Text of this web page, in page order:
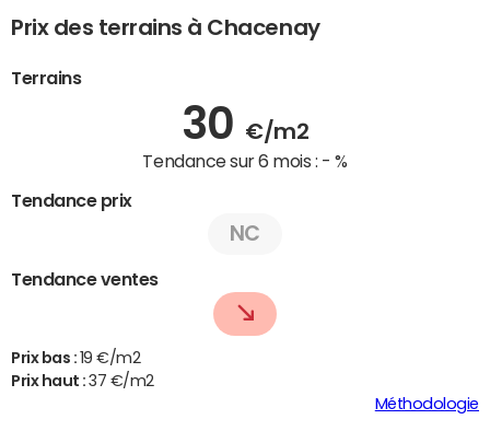
Prix des terrains à Chacenay
Terrains
30 €/m2
Tendance sur 6 mois : - %
Tendance prix
NC
Tendance ventes
Prix bas : 19 €/m2
Prix haut :37 €/m2
Méthodologie